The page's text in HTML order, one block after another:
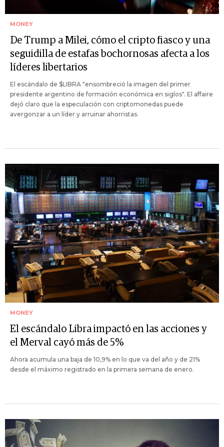
MONEY
De Trump a Milei, cómo el cripto fiasco y una
seguidilla de estafas bochornosas afecta a los
líderes libertarios
El escándalo de $LIBRA "ensombreció la imagen del primer
presidente argentino de formación económica en siglos". El affaire
dejó claro que la especulación con criptomonedas puede
avergonzar a un líder y arruinar ahorristas.
MONEY
El escándalo Libra impactó en las acciones y
el Merval cayó más de 5%
Ahora acumula una baja de 10,9% en lo que va del año y de 21%
desde el máximo registrado en la primera semana de enero.